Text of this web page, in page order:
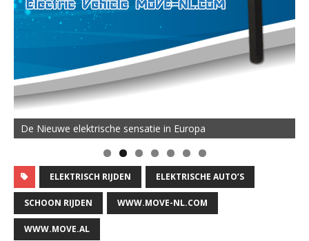
De Nieuwe elektrische sensatie in Europa
ELEKTRISCH RIJDEN ELEKTRISCHE AUTO’S
SCHOON RIJDEN WWW.MOVE-NL.COM
WWW.MOVE.AL